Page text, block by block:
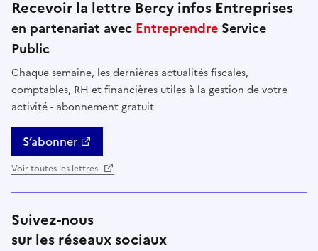
Recevoir la lettre Bercy infos Entreprises
en partenariat avec Entreprendre Service
Public
Chaque semaine, les dernières actualités fiscales,
comptables, RH et financières utiles à la gestion de votre
activité - abonnement gratuit
S’abonner
Voir toutes les lettres
Suivez-nous
sur les réseaux sociaux